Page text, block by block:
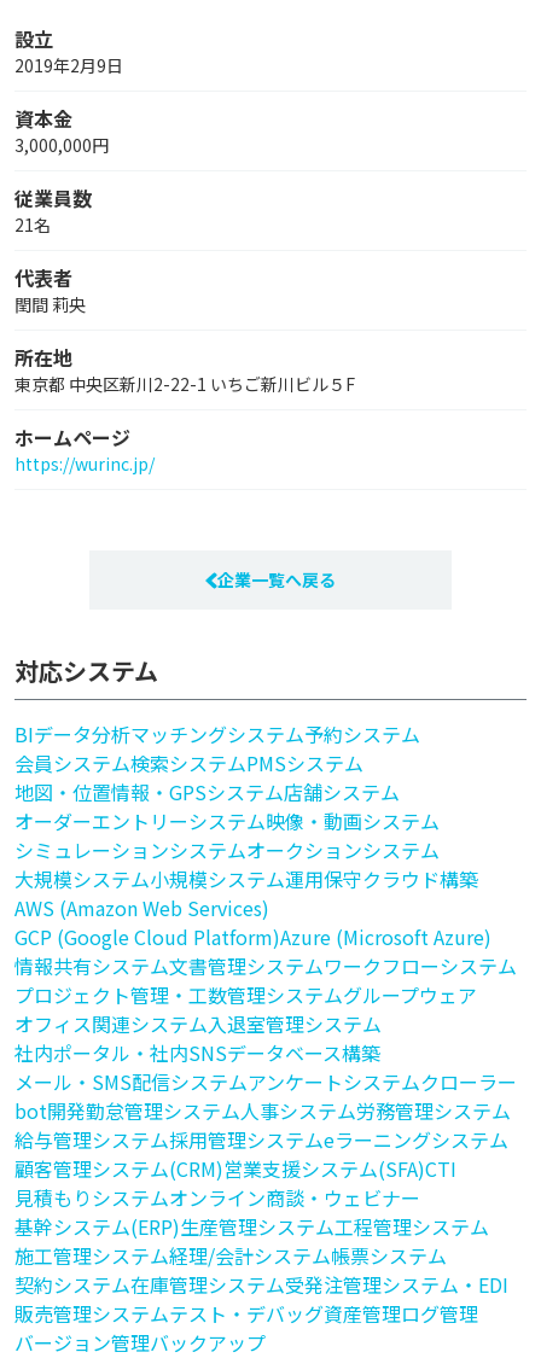
設立
2019年2月9日
資本金
3,000,000円
従業員数
21名
代表者
閏間 莉央
所在地
東京都 中央区新川2-22-1 いちご新川ビル５F
ホームページ
https://wurinc.jp/
企業一覧へ戻る
対応システム
BIデータ分析マッチングシステム予約システム
会員システム検索システムPMSシステム
地図・位置情報・GPSシステム店舗システム
オーダーエントリーシステム映像・動画システム
シミュレーションシステムオークションシステム
大規模システム小規模システム運用保守クラウド構築
AWS (Amazon Web Services)
GCP (Google Cloud Platform)Azure (Microsoft Azure)
情報共有システム文書管理システムワークフローシステム
プロジェクト管理・工数管理システムグループウェア
オフィス関連システム入退室管理システム
社内ポータル・社内SNSデータベース構築
メール・SMS配信システムアンケートシステムクローラー
bot開発勤怠管理システム人事システム労務管理システム
給与管理システム採用管理システムeラーニングシステム
顧客管理システム(CRM)営業支援システム(SFA)CTI
見積もりシステムオンライン商談・ウェビナー
基幹システム(ERP)生産管理システム工程管理システム
施工管理システム経理/会計システム帳票システム
契約システム在庫管理システム受発注管理システム・EDI
販売管理システムテスト・デバッグ資産管理ログ管理
バージョン管理バックアップ